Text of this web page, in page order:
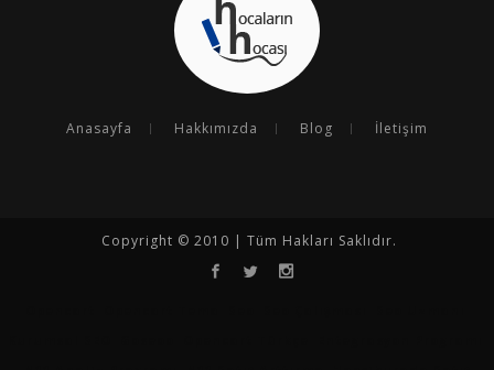
Anasayfa Hakkımızda Blog İletişim
Copyright © 2010 | Tüm Hakları Saklıdır.